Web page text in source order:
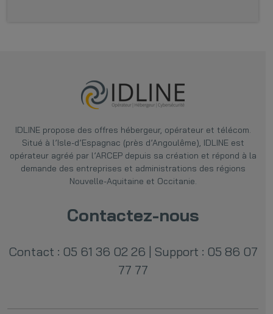
IDLINEpropose des offres hébergeur, opérateur et télécom.
Situé à l’Isle-d’Espagnac (près d’Angoulême), IDLINE est
opérateur agréé par l’ARCEP depuis sa création et répond à la
demande des entreprises et administrations des régions
Nouvelle-Aquitaine et Occitanie.
Contactez-nous
Contact : 05 61 36 02 26 | Support : 05 86 07
77 77